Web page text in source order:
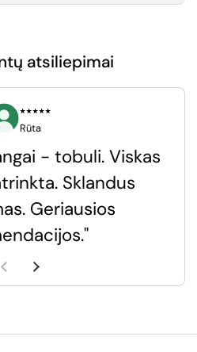
atsiliepimai
⭑⭑⭑⭑⭑
Rūta
- tobuli. Viskas
Sklandus
Geriausios
Ankstesnė skaidrė
Kita skaidrė